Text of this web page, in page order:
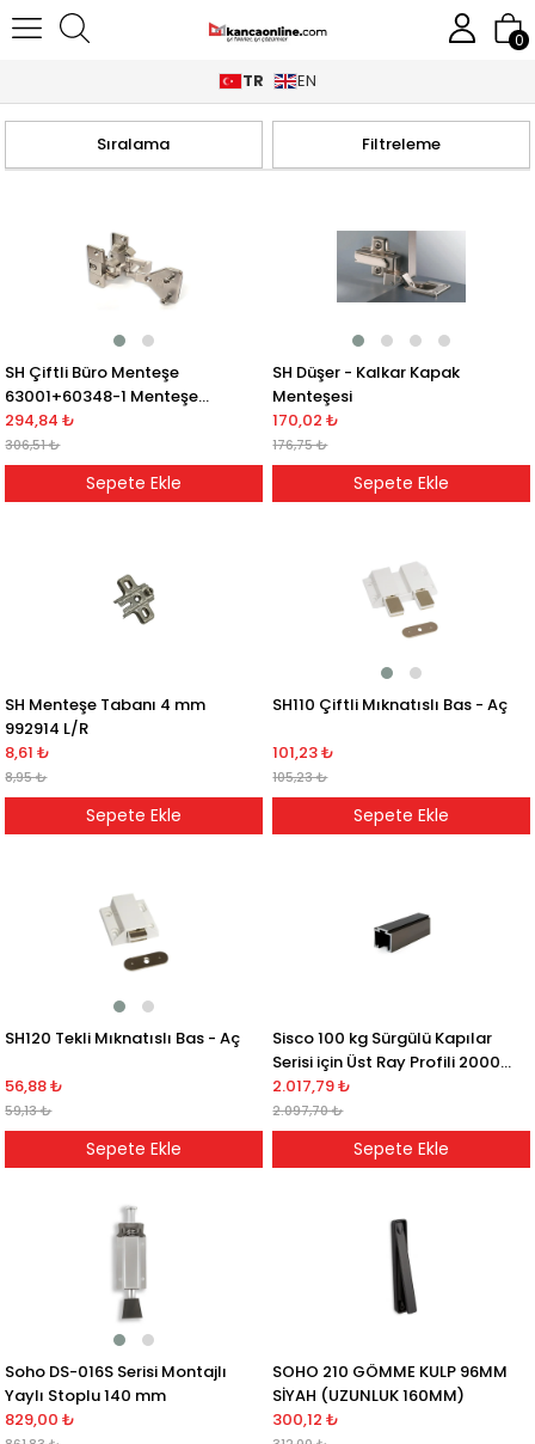
0
TR EN
Filtreleme
Sıralama
SH Çiftli Büro Menteşe
63001+60348-1 Menteşe
Tabanı 60348-1
294,84 ₺
306,51 ₺
Sepete Ekle
SH Düşer - Kalkar Kapak
Menteşesi
170,02 ₺
176,75 ₺
Sepete Ekle
SH Menteşe Tabanı 4 mm
992914 L/R
8,61 ₺
8,95 ₺
Sepete Ekle
SH110 Çiftli Mıknatıslı Bas - Aç
101,23 ₺
105,23 ₺
Sepete Ekle
SH120 Tekli Mıknatıslı Bas - Aç
56,88 ₺
59,13 ₺
Sepete Ekle
Sisco 100 kg Sürgülü Kapılar
Serisi için Üst Ray Profili 2000
mm
2.017,79 ₺
2.097,70 ₺
Sepete Ekle
Soho DS-016S Serisi Montajlı
Yaylı Stoplu 140 mm
829,00 ₺
SOHO 210 GÖMME KULP 96MM
SİYAH (UZUNLUK 160MM)
300,12 ₺